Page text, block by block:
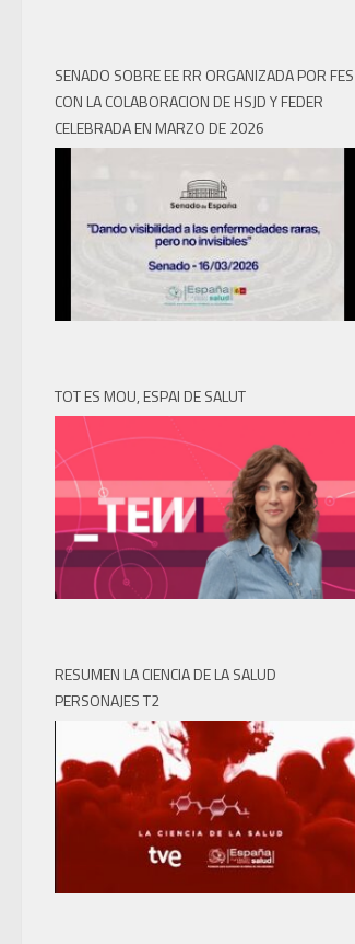
SENADO SOBRE EE RR ORGANIZADA POR FES
CON LA COLABORACION DE HSJD Y FEDER
CELEBRADA EN MARZO DE 2026
TOT ES MOU, ESPAI DE SALUT
RESUMEN LA CIENCIA DE LA SALUD
PERSONAJES T2